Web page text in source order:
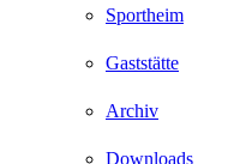
Sportheim
Gaststätte
Archiv
Downloads